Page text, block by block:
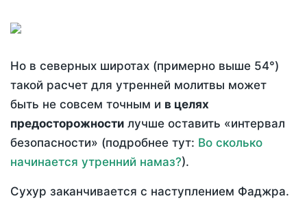
Но в северных широтах (примерно выше 54°)
такой расчет для утренней молитвы может
быть не совсем точным и в целях
предосторожности лучше оставить «интервал
безопасности» (подробнее тут: Во сколько
начинается утренний намаз?).
Сухур заканчивается с наступлением Фаджра.